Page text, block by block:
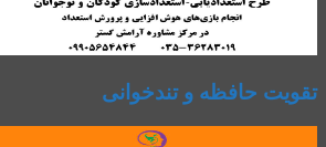
تقویت حافظه و تندخوانی